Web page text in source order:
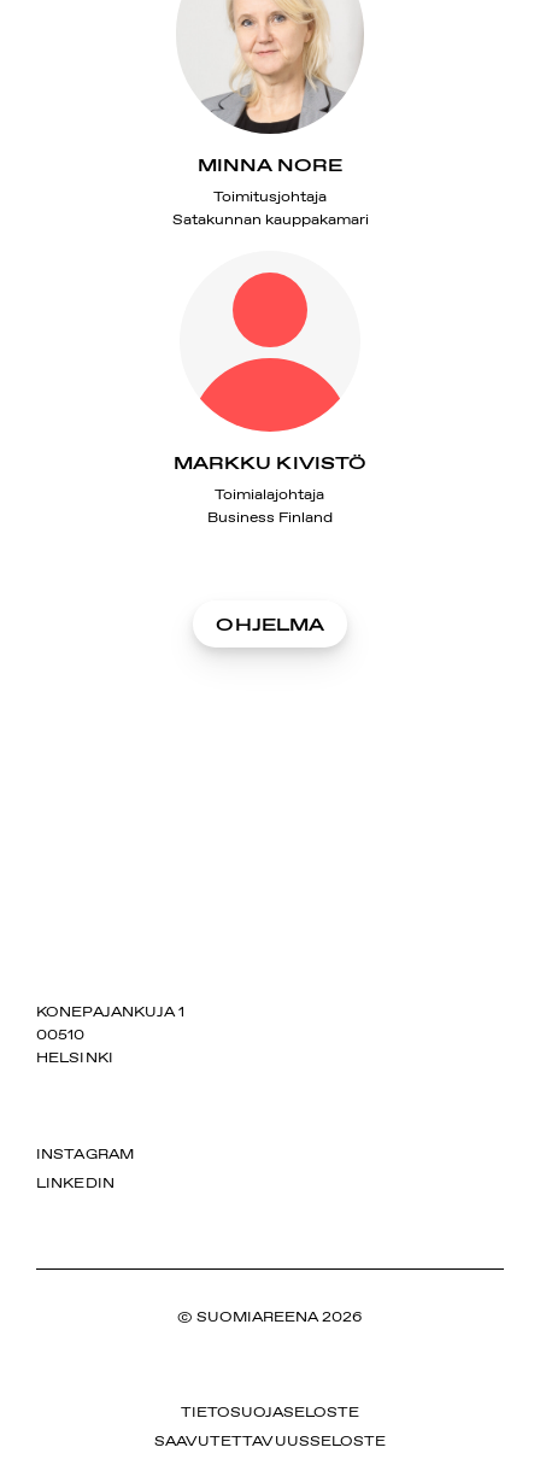
MINNA NORE
Toimitusjohtaja
Satakunnan kauppakamari
MARKKU KIVISTÖ
Toimialajohtaja
Business Finland
OHJELMA
SUOMIAREENA
KONEPAJANKUJA 1
00510
HELSINKI
INSTAGRAM
LINKEDIN
© SUOMIAREENA 2026
TIETOSUOJASELOSTE
SAAVUTETTAVUUSSELOSTE